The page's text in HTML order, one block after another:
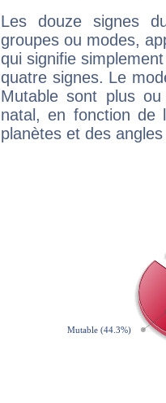
Les douze signes
groupes ou modes,
qui signifie
quatre signes. Le
Mutable sont plus
natal, en fonction de
planètes et des